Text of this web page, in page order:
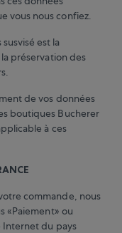
vous nous confiez.
est la
préservation des
de vos données
boutiques Bucherer
à ces
commande, nous
«Paiement» ou
Internet du pays